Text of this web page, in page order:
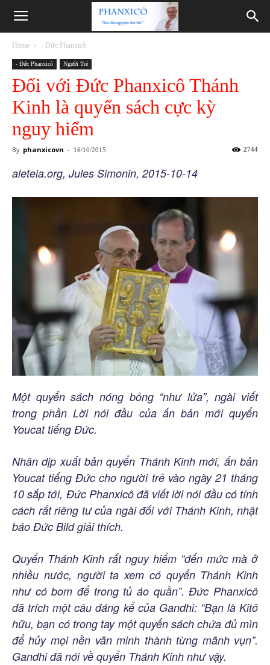
Phanxicô
Home - Đức Phanxicô
- Đức Phanxicô Người Trẻ
Đối với Đức Phanxicô Thánh
Kinh là quyển sách cực kỳ
nguy hiểm
By phanxicovn - 16/10/2015 2744
aleteia.org, Jules Simonin, 2015-10-14
Một quyển sách nóng bỏng “như lửa”, ngài viết
trong phần Lời nói đầu của ấn bản mới quyển
Youcat tiếng Đức.
Nhân dịp xuất bản quyển Thánh Kinh mới, ấn bản
Youcat tiếng Đức cho người trẻ vào ngày 21 tháng
10 sắp tới, Đức Phanxicô đã viết lời nói đầu có tính
cách rất riêng tư của ngài đối với Thánh Kinh, nhật
báo Đức Bild giải thích.
Quyển Thánh Kinh rất nguy hiểm “đến mức mà ở
nhiều nước, người ta xem có quyển Thánh Kinh
như có bom để trong tủ áo quần”. Đức Phanxicô
đã trích một câu đáng kể của Gandhi: “Bạn là Kitô
hữu, bạn có trong tay một quyển sách chứa đủ mìn
để hủy mọi nền văn minh thành từng mãnh vụn”.
Gandhi đã nói về quyển Thánh Kinh như vậy.